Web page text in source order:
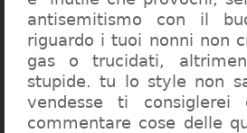
antisemitismo con il
riguardo i tuoi nonni non
gas o trucidati,
stupide. tu lo style non
vendesse ti consiglerei
commentare cose delle